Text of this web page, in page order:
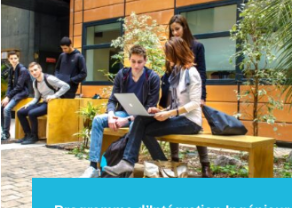
connaissances théoriques et compétences
pratiques avec à la clé un diplôme…